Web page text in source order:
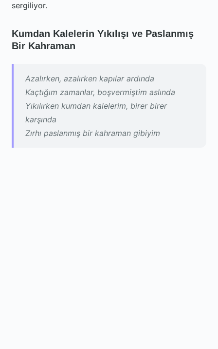
sergiliyor.
Kumdan Kalelerin Yıkılışı ve Paslanmış
Bir Kahraman
Azalırken, azalırken kapılar ardında
Kaçtığım zamanlar, boşvermiştim aslında
Yıkılırken kumdan kalelerim, birer birer
karşında
Zırhı paslanmış bir kahraman gibiyim